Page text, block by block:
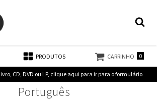
PRODUTOS CARRINHO 0
CD, DVD ou LP, clique aqui para ir para o formulário
Português